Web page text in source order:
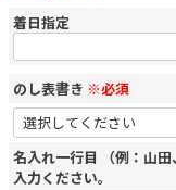
着日指定
のし表書き ※必須
名入れ一行目 （例：山
入力ください。